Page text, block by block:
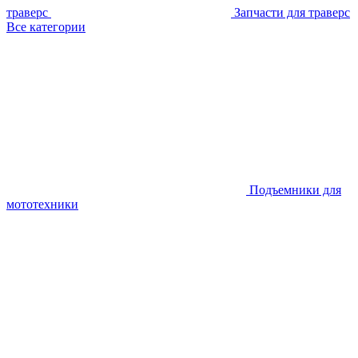
траверс
Запчасти для траверс
Все категории
Подъемники для
мототехники